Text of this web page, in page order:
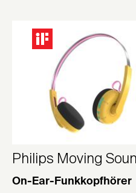
Philips Moving
On-Ear-Funkkopfhörer